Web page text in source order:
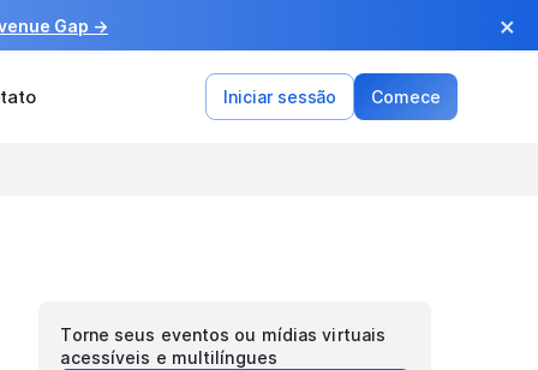
Gap → ×
Iniciar sessão Comece
Torne seus eventos ou mídias virtuais
acessíveis e multilíngues